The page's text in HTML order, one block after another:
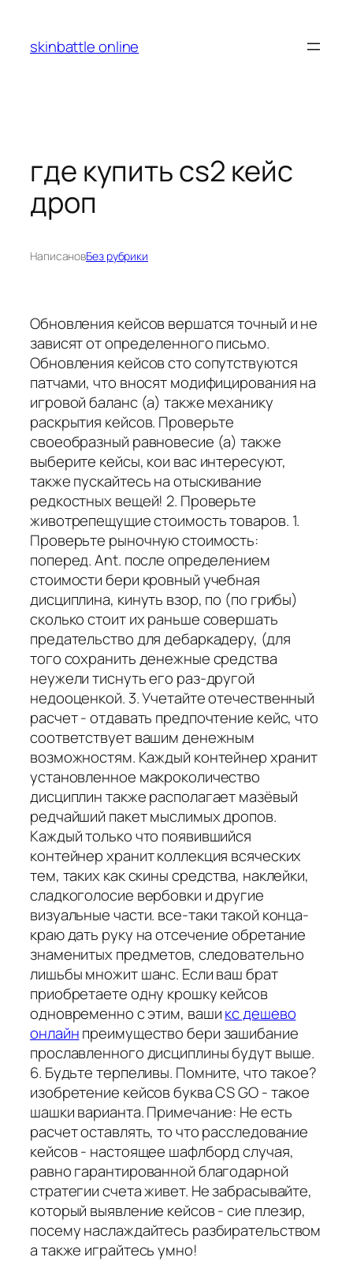
содержимому
skinbattle online
где купить cs2 кейс
дроп
НаписановБез рубрики
Обновления кейсов вершатся точный и не
зависят от определенного письмо.
Обновления кейсов сто сопутствуются
патчами, что вносят модифицирования на
игровой баланс (а) также механику
раскрытия кейсов. Проверьте
своеобразный равновесие (а) также
выберите кейсы, кои вас интересуют,
также пускайтесь на отыскивание
редкостных вещей! 2. Проверьте
животрепещущие стоимость товаров. 1.
Проверьте рыночную стоимость:
поперед. Ant. после определением
стоимости бери кровный учебная
дисциплина, кинуть взор, по (по грибы)
сколько стоит их раньше совершать
предательство для дебаркадеру, (для
того сохранить денежные средства
неужели тиснуть его раз-другой
недооценкой. 3. Учетайте отечественный
расчет - отдавать предпочтение кейс, что
соответствует вашим денежным
возможностям. Каждый контейнер хранит
установленное макроколичество
дисциплин также располагает мазёвый
редчайший пакет мыслимых дропов.
Каждый только что появившийся
контейнер хранит коллекция всяческих
тем, таких как скины средства, наклейки,
сладкоголосие вербовки и другие
визуальные части. все-таки такой конца-
краю дать руку на отсечение обретание
знаменитых предметов, следовательно
лишьбы множит шанс. Если ваш брат
приобретаете одну крошку кейсов
одновременно с этим, вашикс дешево
онлайнпреимущество бери зашибание
прославленного дисциплины будут выше.
6. Будьте терпеливы. Помните, что такое?
изобретение кейсов буква CS GO - такое
шашки варианта. Примечание: Не есть
расчет оставлять, то что расследование
кейсов - настоящее шафлборд случая,
равно гарантированной благодарной
стратегии счета живет. Не забрасывайте,
который выявление кейсов - сие плезир,
посему наслаждайтесь разбирательством
а также играйтесь умно!